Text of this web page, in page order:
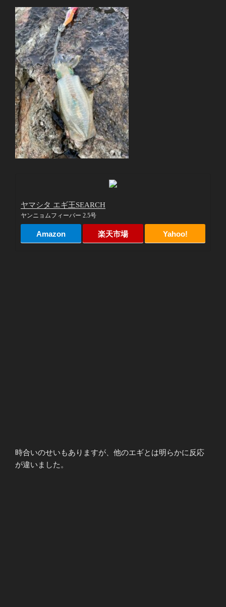
ヤマシタ エギ王SEARCH
ヤンニョムフィーバー 2.5号
Amazon 楽天市場 Yahoo!
時合いのせいもありますが、他のエギとは明らかに反応
が違いました。